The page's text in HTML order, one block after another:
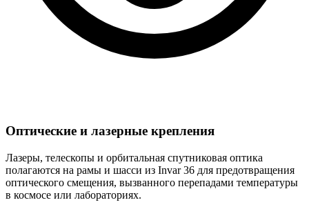
Оптические и лазерные крепления
Лазеры, телескопы и орбитальная спутниковая оптика
полагаются на рамы и шасси из Invar 36 для предотвращения
оптического смещения, вызванного перепадами температуры
в космосе или лабораториях.